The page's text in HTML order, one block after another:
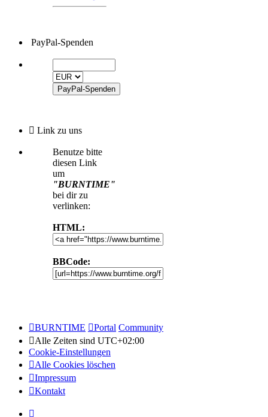
PayPal-Spenden
Link zu uns
Benutze bitte
diesen Link
um
"BURNTIME"
bei dir zu
verlinken:
HTML:
BBCode:
BURNTIME Portal Community
Alle Zeiten sind UTC+02:00
Cookie-Einstellungen
Alle Cookies löschen
Impressum
Kontakt